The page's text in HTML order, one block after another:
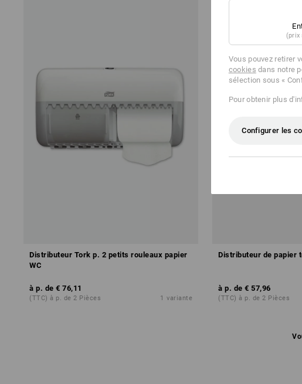
Distributeur Tork p. 2 petits rouleaux papier
WC
à p. de € 76,11
(TTC) à p. de 2 Pièces 1 variante
Distributeur de papier
à p. de € 57,96
(TTC) à p. de 2 Pièces
(prix
Vous pouvez retirer
cookies dans notre
sélection sous «
Pour obtenir plus
Configurer les